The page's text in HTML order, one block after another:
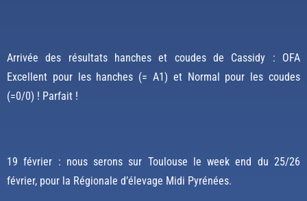
Arrivée des résultats hanches et coudes de Cassidy : OFA
Excellent pour les hanches (= A1) et Normal pour les coudes
(=0/0) ! Parfait !
19 février : nous serons sur Toulouse le week end du 25/26
février, pour la Régionale d’élevage Midi Pyrénées.